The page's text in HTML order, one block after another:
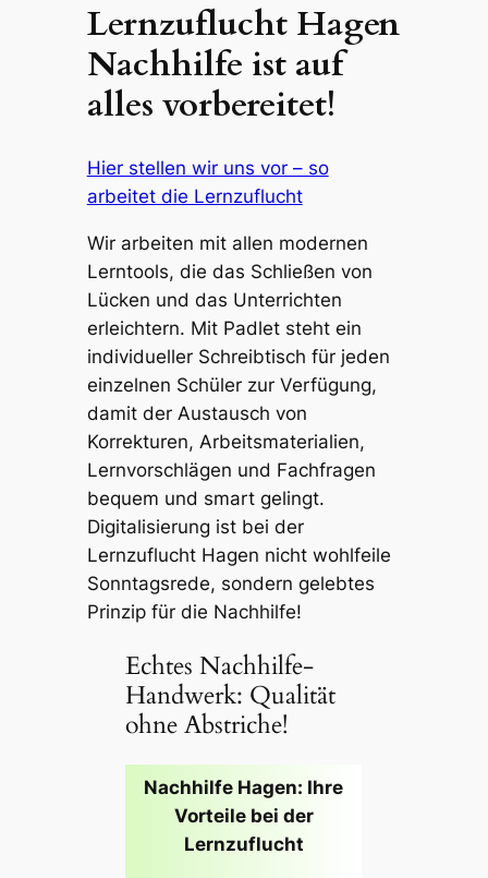
Lernzuflucht Hagen
Nachhilfe ist auf
alles vorbereitet!
Hier stellen wir uns vor – so
arbeitet die Lernzuflucht
Wir arbeiten mit allen modernen
Lerntools, die das Schließen von
Lücken und das Unterrichten
erleichtern. Mit Padlet steht ein
individueller Schreibtisch für jeden
einzelnen Schüler zur Verfügung,
damit der Austausch von
Korrekturen, Arbeitsmaterialien,
Lernvorschlägen und Fachfragen
bequem und smart gelingt.
Digitalisierung ist bei der
Lernzuflucht Hagen nicht wohlfeile
Sonntagsrede, sondern gelebtes
Prinzip für die Nachhilfe!
Echtes Nachhilfe-
Handwerk: Qualität
ohne Abstriche!
Nachhilfe Hagen: Ihre
Vorteile bei der
Lernzuflucht